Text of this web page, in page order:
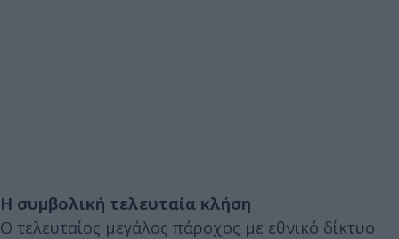
Η συμβολική τελευταία κλήση
Ο τελευταίος μεγάλος πάροχος με εθνικό δίκτυο